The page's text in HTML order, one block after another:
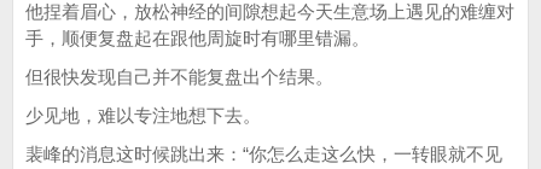
他捏着眉心，放松神经的间隙想起今天生意场上遇见的难缠对
手，顺便复盘起在跟他周旋时有哪里错漏。
但很快发现自己并不能复盘出个结果。
少见地，难以专注地想下去。
裴峰的消息这时候跳出来：“你怎么走这么快，一转眼就不见